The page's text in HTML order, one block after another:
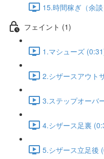
15.時間稼ぎ（余
フェイント (1)
1.マシューズ
2.シザースアウト
3.ステップオーバ
4.シザース足裏
5.シザース立足後